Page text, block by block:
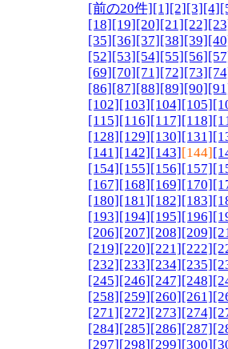
[前の20件][1][2][3][4]
[18][19][20][21][22]
[35][36][37][38][39]
[52][53][54][55][56]
[69][70][71][72][73]
[86][87][88][89][90]
[102][103][104][105]
[115][116][117][118]
[128][129][130][131]
[141][142][143][144]
[154][155][156][157]
[167][168][169][170]
[180][181][182][183]
[193][194][195][196]
[206][207][208][209]
[219][220][221][222]
[232][233][234][235]
[245][246][247][248]
[258][259][260][261]
[271][272][273][274]
[284][285][286][287]
[297][298][299][300]